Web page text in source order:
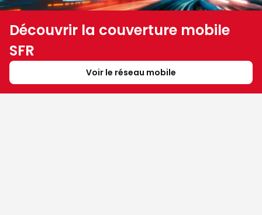
Découvrir la couverture mobile
SFR
Voir le réseau mobile